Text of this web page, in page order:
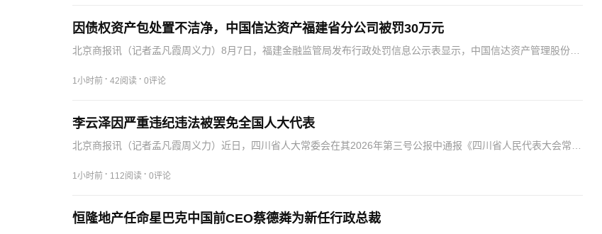
因债权资产包处置不洁净，中国信达资产福建省分公司被罚30万元
北京商报讯（记者孟凡霞周义力）8月7日，福建金融监管局发布行政处罚信息公示表显示，中国信达资产管理股份有
1小时前 · 42阅读 · 0评论
李云泽因严重违纪违法被罢免全国人大代表
北京商报讯（记者孟凡霞周义力）近日，四川省人大常委会在其2026年第三号公报中通报《四川省人民代表大会常务
1小时前 · 112阅读 · 0评论
恒隆地产任命星巴克中国前CEO蔡德粦为新任行政总裁